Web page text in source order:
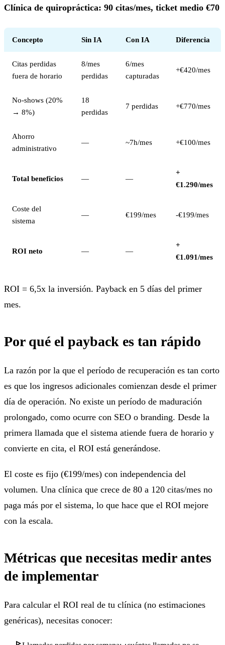
Clínica de quiropráctica: 90 citas/mes, ticket medio €70
Concepto Sin IA Con IA Diferencia
Citas perdidas
fuera de horario
8/mes
perdidas
6/mes
capturadas
+€420/mes
No-shows (20%
→ 8%)
18
perdidas
7 perdidas +€770/mes
Ahorro
administrativo
— ~7h/mes +€100/mes
Total beneficios — —
+
€1.290/mes
Coste del
sistema
— €199/mes -€199/mes
ROI neto — —
+
€1.091/mes
ROI = 6,5x la inversión. Payback en 5 días del primer
mes.
Por qué el payback es tan rápido
La razón por la que el período de recuperación es tan corto
es que los ingresos adicionales comienzan desde el primer
día de operación. No existe un período de maduración
prolongado, como ocurre con SEO o branding. Desde la
primera llamada que el sistema atiende fuera de horario y
convierte en cita, el ROI está generándose.
El coste es fijo (€199/mes) con independencia del
volumen. Una clínica que crece de 80 a 120 citas/mes no
paga más por el sistema, lo que hace que el ROI mejore
con la escala.
Métricas que necesitas medir antes
de implementar
Para calcular el ROI real de tu clínica (no estimaciones
genéricas), necesitas conocer: